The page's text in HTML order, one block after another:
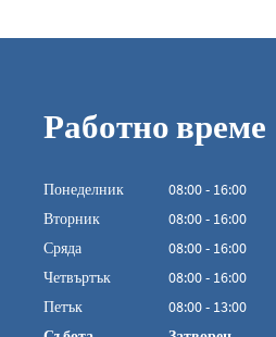
Работно време
Понеделник 08:00- 16:00
От 08:00 до 16:00
Вторник 08:00- 16:00
От 08:00 до 16:00
Сряда 08:00- 16:00
От 08:00 до 16:00
Четвъртък 08:00- 16:00
От 08:00 до 16:00
Петък 08:00- 13:00
От 08:00 до 13:00